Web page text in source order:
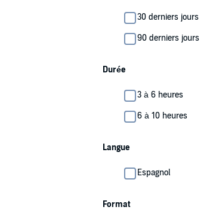
30 derniers jours
90 derniers jours
Durée
3 à 6 heures
6 à 10 heures
Langue
Espagnol
Format